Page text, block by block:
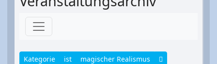
Kategorie ist magischer Realismus